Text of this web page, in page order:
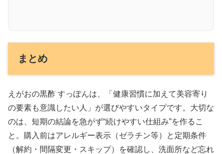
まとめ
えがおの黒酢 すっぽんは、「健康習慣に加えて美容寄り
の要素も意識したい人」が選びやすいタイプです。大切な
のは、短期の結論を急がず“続けやすい仕組み”を作るこ
と。購入前はアレルギー表示（ゼラチン等）と定期条件
（解約・間隔変更・スキップ）を確認し、洗面所など忘れ